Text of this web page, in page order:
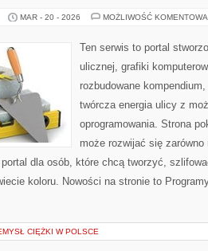
MAR - 20 - 2026 MOŻLIWOŚĆ
Ten serwis to portal
ulicznej, grafiki
rozbudowane
twórcza energia ulicy z
oprogramowania. Strona
może rozwijać się
portal dla osób, które chcą tworzyć,
koloru. Nowości na stronie to
CIĘŻKI W POLSCE